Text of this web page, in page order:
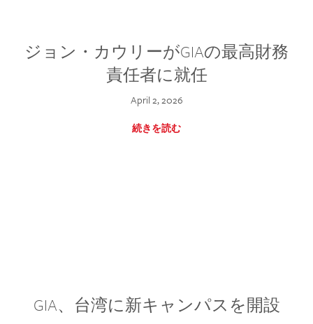
ジョン・カウリーがGIAの最高財務
責任者に就任
April 2, 2026
続きを読む
GIA、台湾に新キャンパスを開設